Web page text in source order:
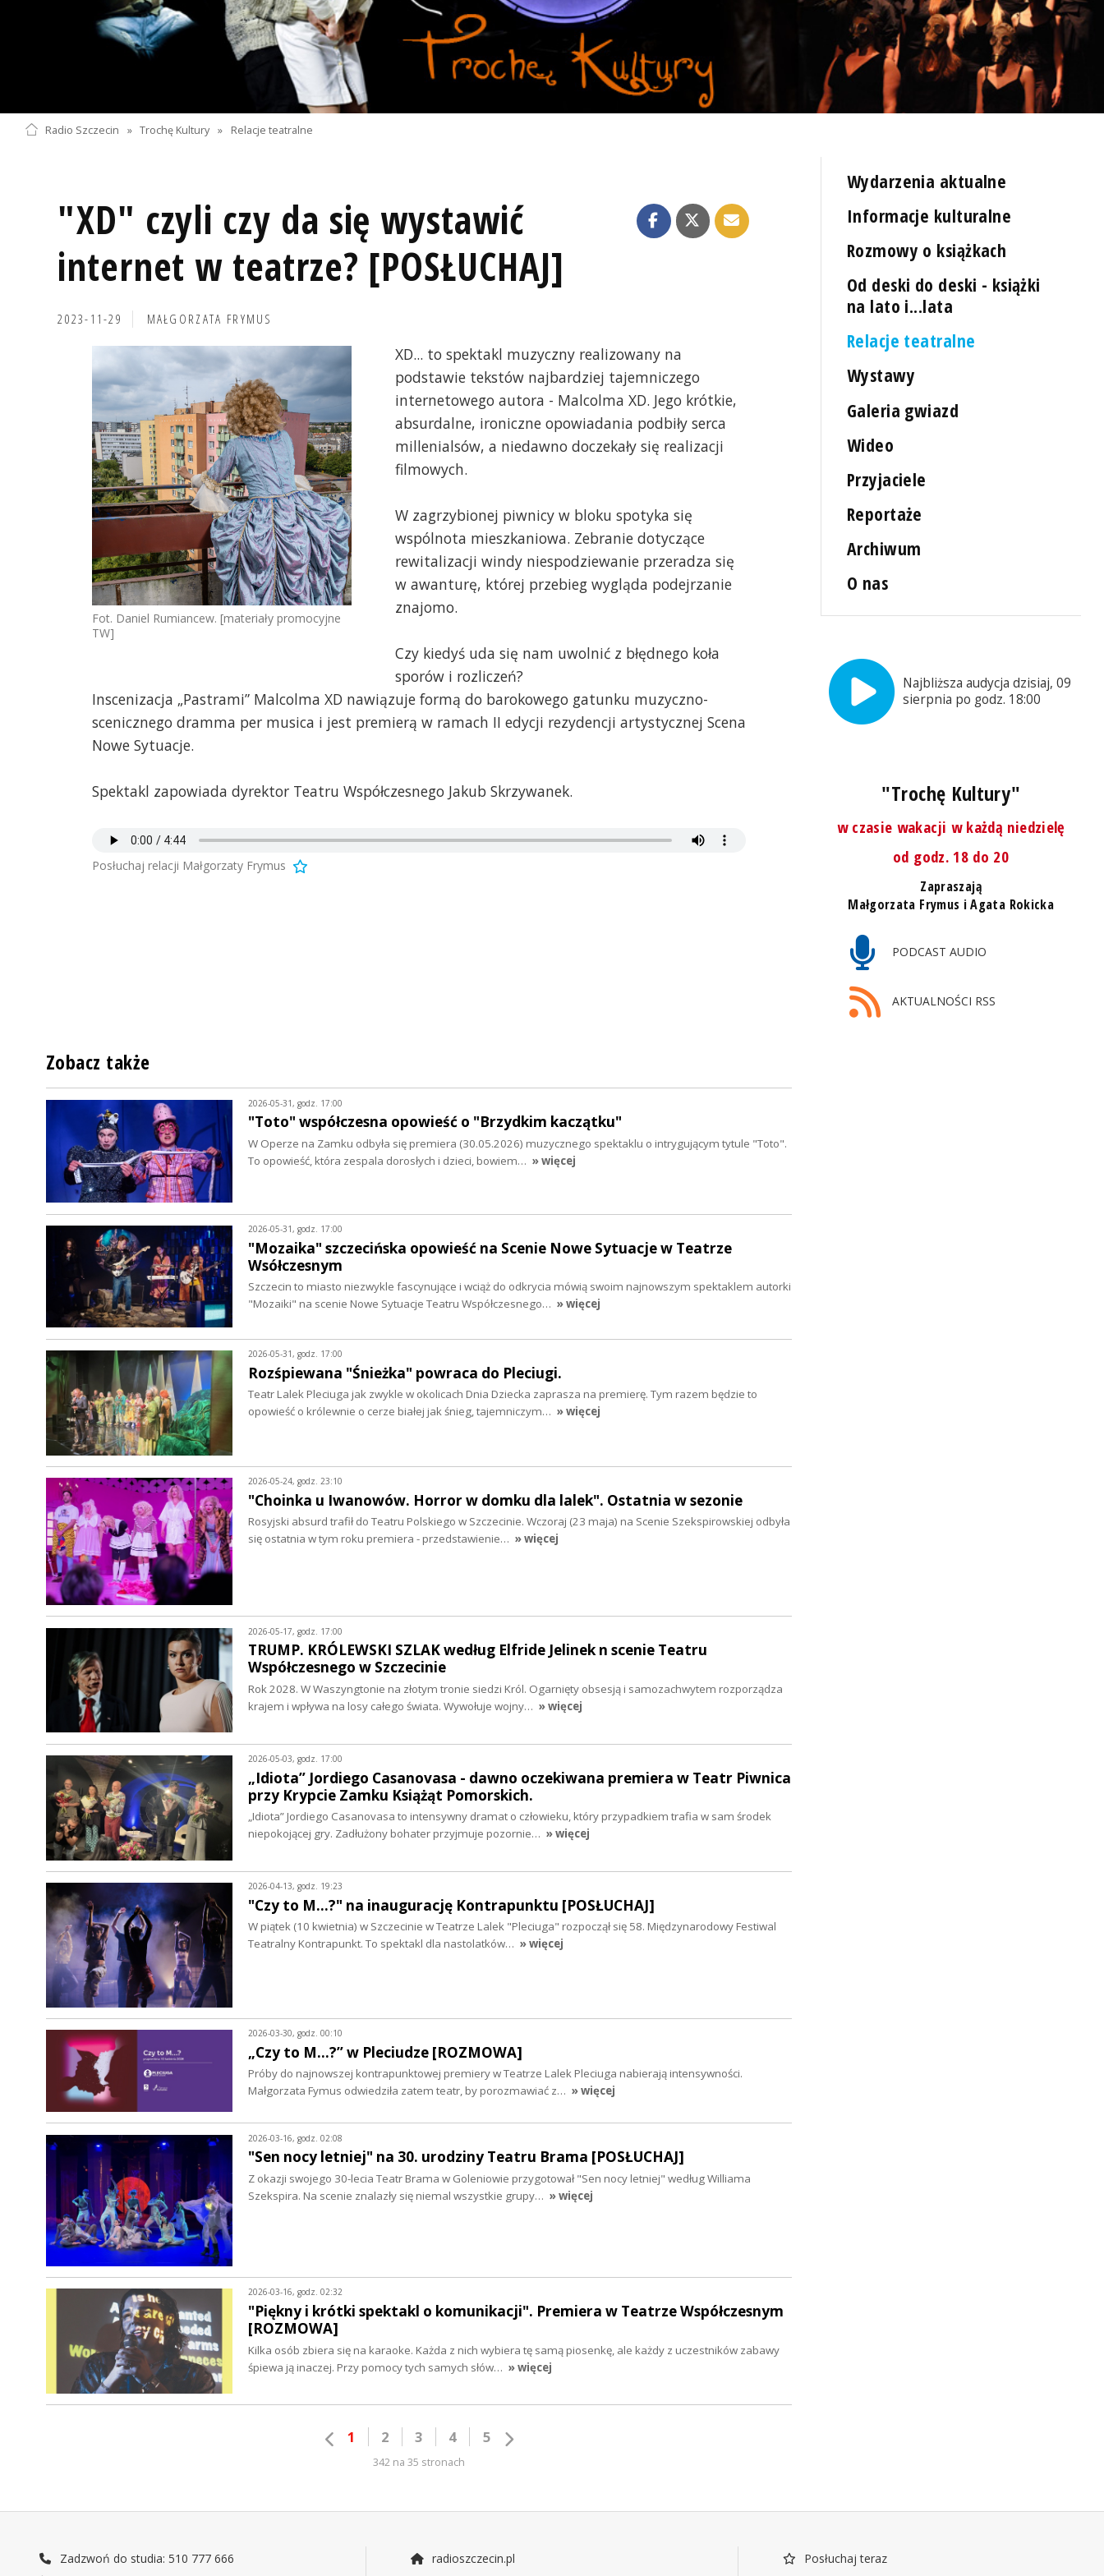
Radio Szczecin » Trochę Kultury » Relacje teatralne
"XD" czyli czy da się wystawić
internet w teatrze? [POSŁUCHAJ]
2023-11-29 MAŁGORZATA FRYMUS
Fot. Daniel Rumiancew. [materiały promocyjne
TW]
XD... to spektakl muzyczny realizowany na
podstawie tekstów najbardziej tajemniczego
internetowego autora - Malcolma XD. Jego krótkie,
absurdalne, ironiczne opowiadania podbiły serca
millenialsów, a niedawno doczekały się realizacji
filmowych.
W zagrzybionej piwnicy w bloku spotyka się
wspólnota mieszkaniowa. Zebranie dotyczące
rewitalizacji windy niespodziewanie przeradza się
w awanturę, której przebieg wygląda podejrzanie
znajomo.
Czy kiedyś uda się nam uwolnić z błędnego koła
sporów i rozliczeń?
Inscenizacja „Pastrami” Malcolma XD nawiązuje formą do barokowego gatunku muzyczno-
scenicznego dramma per musica i jest premierą w ramach II edycji rezydencji artystycznej Scena
Nowe Sytuacje.
Spektakl zapowiada dyrektor Teatru Współczesnego Jakub Skrzywanek.
Posłuchaj relacji Małgorzaty Frymus
Wydarzenia aktualne
Informacje kulturalne
Rozmowy o książkach
Od deski do deski - książki
na lato i...lata
Relacje teatralne
Wystawy
Galeria gwiazd
Wideo
Przyjaciele
Reportaże
Archiwum
O nas
Najbliższa audycja dzisiaj, 09
sierpnia po godz. 18:00
"Trochę Kultury"
w czasie wakacji w każdą niedzielę
od godz. 18 do 20
Zapraszają
Małgorzata Frymus i Agata Rokicka
PODCAST AUDIO
AKTUALNOŚCI RSS
Zobacz także
2026-05-31, godz. 17:00
"Toto" współczesna opowieść o "Brzydkim kaczątku"
W Operze na Zamku odbyła się premiera (30.05.2026) muzycznego spektaklu o intrygującym tytule "Toto".
To opowieść, która zespala dorosłych i dzieci, bowiem… » więcej
2026-05-31, godz. 17:00
"Mozaika" szczecińska opowieść na Scenie Nowe Sytuacje w Teatrze
Wsółczesnym
Szczecin to miasto niezwykle fascynujące i wciąż do odkrycia mówią swoim najnowszym spektaklem autorki
"Mozaiki" na scenie Nowe Sytuacje Teatru Współczesnego… » więcej
2026-05-31, godz. 17:00
Rozśpiewana "Śnieżka" powraca do Pleciugi.
Teatr Lalek Pleciuga jak zwykle w okolicach Dnia Dziecka zaprasza na premierę. Tym razem będzie to
opowieść o królewnie o cerze białej jak śnieg, tajemniczym… » więcej
2026-05-24, godz. 23:10
"Choinka u Iwanowów. Horror w domku dla lalek". Ostatnia w sezonie
Rosyjski absurd trafił do Teatru Polskiego w Szczecinie. Wczoraj (23 maja) na Scenie Szekspirowskiej odbyła
się ostatnia w tym roku premiera - przedstawienie… » więcej
2026-05-17, godz. 17:00
TRUMP. KRÓLEWSKI SZLAK według Elfride Jelinek n scenie Teatru
Współczesnego w Szczecinie
Rok 2028. W Waszyngtonie na złotym tronie siedzi Król. Ogarnięty obsesją i samozachwytem rozporządza
krajem i wpływa na losy całego świata. Wywołuje wojny… » więcej
2026-05-03, godz. 17:00
„Idiota” Jordiego Casanovasa - dawno oczekiwana premiera w Teatr Piwnica
przy Krypcie Zamku Książąt Pomorskich.
„Idiota” Jordiego Casanovasa to intensywny dramat o człowieku, który przypadkiem trafia w sam środek
niepokojącej gry. Zadłużony bohater przyjmuje pozornie… » więcej
2026-04-13, godz. 19:23
"Czy to M…?" na inaugurację Kontrapunktu [POSŁUCHAJ]
W piątek (10 kwietnia) w Szczecinie w Teatrze Lalek "Pleciuga" rozpoczął się 58. Międzynarodowy Festiwal
Teatralny Kontrapunkt. To spektakl dla nastolatków… » więcej
2026-03-30, godz. 00:10
„Czy to M...?” w Pleciudze [ROZMOWA]
Próby do najnowszej kontrapunktowej premiery w Teatrze Lalek Pleciuga nabierają intensywności.
Małgorzata Fymus odwiedziła zatem teatr, by porozmawiać z… » więcej
2026-03-16, godz. 02:08
"Sen nocy letniej" na 30. urodziny Teatru Brama [POSŁUCHAJ]
Z okazji swojego 30-lecia Teatr Brama w Goleniowie przygotował "Sen nocy letniej" według Williama
Szekspira. Na scenie znalazły się niemal wszystkie grupy… » więcej
2026-03-16, godz. 02:32
"Piękny i krótki spektakl o komunikacji". Premiera w Teatrze Współczesnym
[ROZMOWA]
Kilka osób zbiera się na karaoke. Każda z nich wybiera tę samą piosenkę, ale każdy z uczestników zabawy
śpiewa ją inaczej. Przy pomocy tych samych słów… » więcej
1 2 3 4 5
342 na 35 stronach
Zadzwoń do studia: 510 777 666
radioszczecin.pl
Posłuchaj teraz